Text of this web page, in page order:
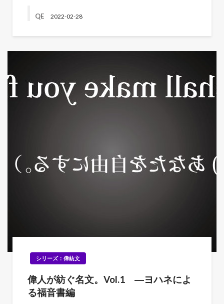
QE 2022-02-28
シリーズ：偉紡文
偉人が紡ぐ名文。Vol.1 ―ヨハネによ
る福音書編